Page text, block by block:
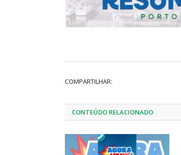
COMPARTILHAR:
CONTEÚDO RELACIONADO